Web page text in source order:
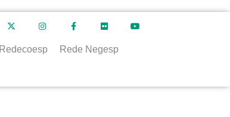
Redecoesp Rede Negesp